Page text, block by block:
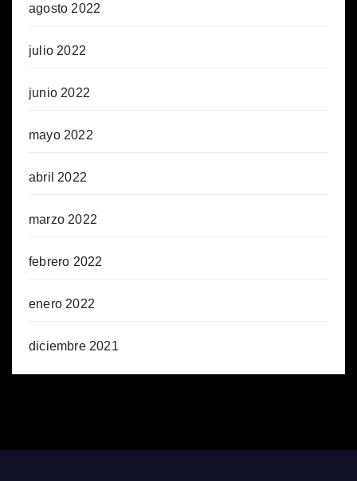
agosto 2022
julio 2022
junio 2022
mayo 2022
abril 2022
marzo 2022
febrero 2022
enero 2022
diciembre 2021